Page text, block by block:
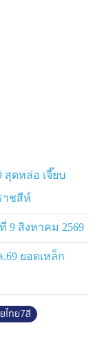
สุดหล่อ เจี๊ยบ
าชสีห์
9 สิงหาคม 2569
ยอดเหล็ก
ไทย7สี